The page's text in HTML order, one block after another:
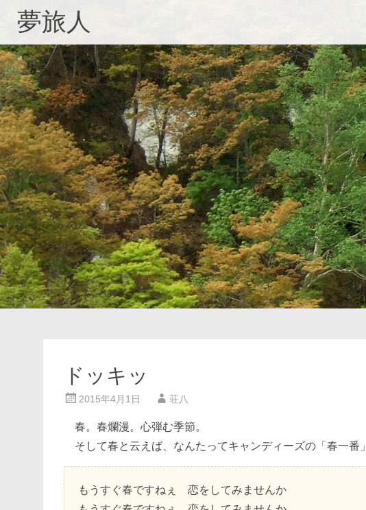
ン
ツ
へ
ス
キ
ッ
プ
夢旅人
ドッキッ
2015年4月1日 荘八
春。春爛漫。心弾む季節。
そして春と云えば、なんたってキャンディーズの「春一番」
もうすぐ春ですねぇ 恋をしてみませんか